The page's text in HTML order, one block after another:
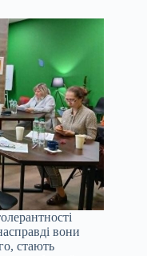
вони
стають